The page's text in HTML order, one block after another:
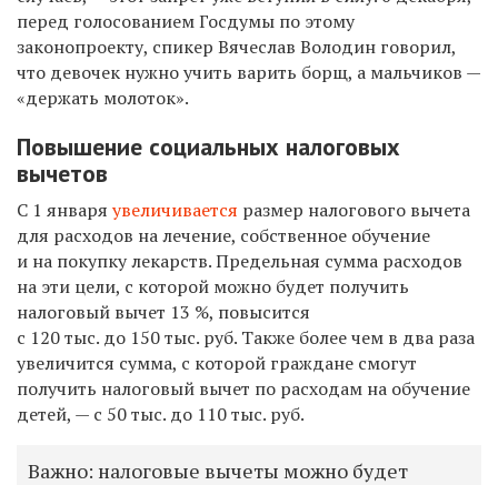
перед голосованием Госдумы по этому
законопроекту, спикер Вячеслав Володин говорил,
что девочек нужно учить варить борщ, а мальчиков —
«держать молоток».
Повышение социальных налоговых
вычетов
С 1 января увеличивается размер налогового вычета
для расходов на лечение, собственное обучение
и на покупку лекарств. Предельная сумма расходов
на эти цели, с которой можно будет получить
налоговый вычет 13 %, повысится
с 120 тыс. до 150 тыс. руб. Также более чем в два раза
увеличится сумма, с которой граждане смогут
получить налоговый вычет по расходам на обучение
детей, — с 50 тыс. до 110 тыс. руб.
Важно: налоговые вычеты можно будет